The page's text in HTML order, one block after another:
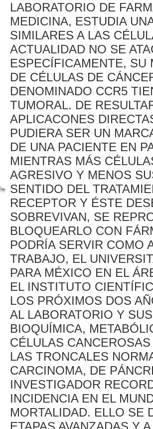
LABORATORIO DE
MEDICINA, ESTUDIA
SIMILARES A LAS
ACTUALIDAD NO SE
ESPECÍFICAMENTE, SU
DE CÉLULAS DE
DENOMINADO CCR5
TUMORAL. DE
APLICACONES
PUDIERA SER UN
DE UNA PACIENTE EN
MIENTRAS MÁS
AGRESIVO Y MENOS
SENTIDO DEL
RECEPTOR Y ÉSTE
SOBREVIVAN, SE
BLOQUEARLO CON
PODRÍA SERVIR COMO
TRABAJO, EL
PARA MÉXICO EN EL
EL INSTITUTO
LOS PRÓXIMOS DOS
AL LABORATORIO Y
BIOQUÍMICA,
CÉLULAS
LAS TRONCALES
CARCINOMA, DE
INVESTIGADOR
INCIDENCIA EN EL
MORTALIDAD. ELLO SE